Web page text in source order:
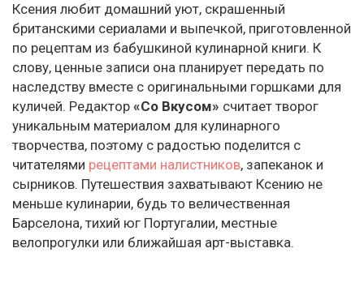
Ксения любит домашний уют, скрашенный
британскими сериалами и выпечкой, приготовленной
по рецептам из бабушкиной кулинарной книги. К
слову, ценные записи она планирует передать по
наследству вместе с оригинальными горшками для
куличей. Редактор «Со Вкусом» считает творог
уникальным материалом для кулинарного
творчества, поэтому с радостью поделится с
читателями рецептами налистников, запеканок и
сырников. Путешествия захватывают Ксению не
меньше кулинарии, будь то величественная
Барселона, тихий юг Португалии, местные
велопрогулки или ближайшая арт-выставка.